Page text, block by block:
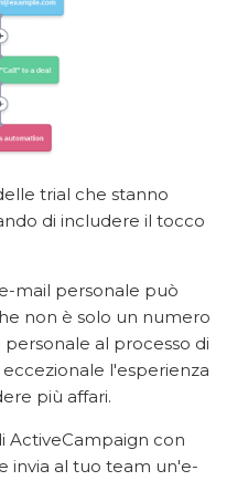
trial che stanno
di includere il tocco
mail personale può
non è solo un numero
al processo di
l'esperienza
più affari.
ActiveCampaign con
invia al tuo team un'e-